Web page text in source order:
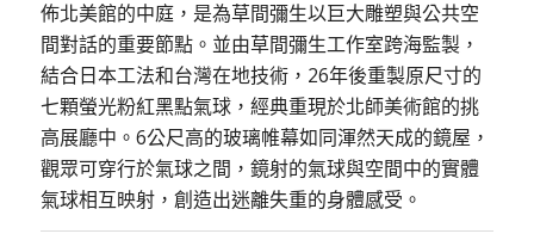
佈北美館的中庭，是為草間彌生以巨大雕塑與公共空
間對話的重要節點。 並由草間彌生工作室跨海監製，
結合日本工法和台灣在地技術，26年後重製原尺寸的
七顆螢光粉紅黑點氣球，經典重現於北師美術館的挑
高展廳中。6公尺高的玻璃帷幕如同渾然天成的鏡屋，
觀眾可穿行於氣球之間，鏡射的氣球與空間中的實體
氣球相互映射，創造出迷離失重的身體感受。